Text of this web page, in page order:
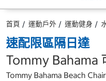
首頁 運動戶外 運動健身
速配限區隔日達
Tommy Bahama
Tommy Bahama Beach Chair